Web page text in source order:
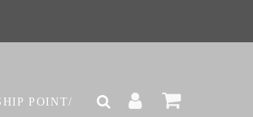
POINT/